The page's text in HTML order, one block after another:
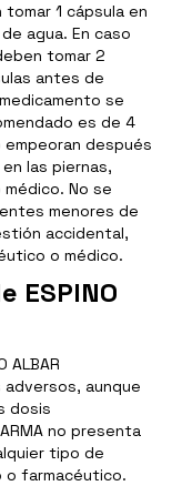
1 cápsula en
agua. En caso
tomar 2
antes de
se
es de 4
empeoran después
las piernas,
No se
menores de
accidental,
o médico.
ESPINO
ALBAR
adversos, aunque
dosis
no presenta
tipo de
farmacéutico.